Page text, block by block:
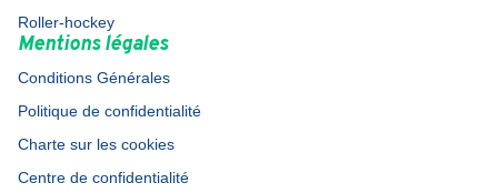
Roller-hockey
Mentions légales
Conditions Générales
Politique de confidentialité
Charte sur les cookies
Centre de confidentialité